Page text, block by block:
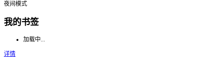
夜间模式
我的书签
加载中...
详情